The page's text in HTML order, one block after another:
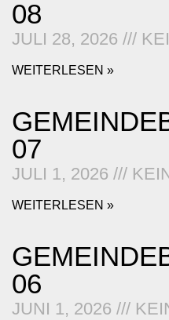
08
JULI 28, 2026
WEITERLESEN »
07
JULI 1, 2026
WEITERLESEN »
06
JUNI 1, 2026